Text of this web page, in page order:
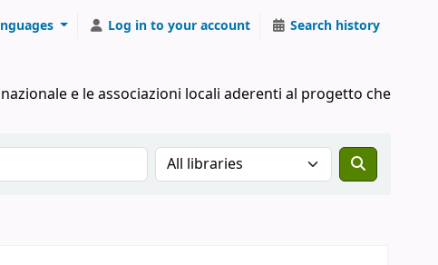
Log in to your account Search history
e le associazioni locali aderenti al progetto che
Search the catalog in: